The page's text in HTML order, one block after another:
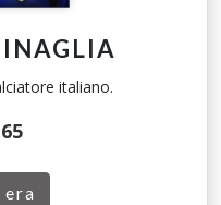
italiano.
65